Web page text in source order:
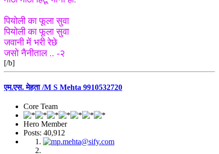
पियोली का फूला सुवा
पियोली का फूला सुवा
जवानी में भरी रेछे
जसो नैनीताल .. -२
[/b]
एम.एस. मेहता /M S Mehta 9910532720
Core Team
Hero Member
Posts: 40,912